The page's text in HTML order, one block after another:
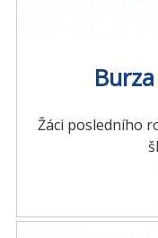
Žáci posledního